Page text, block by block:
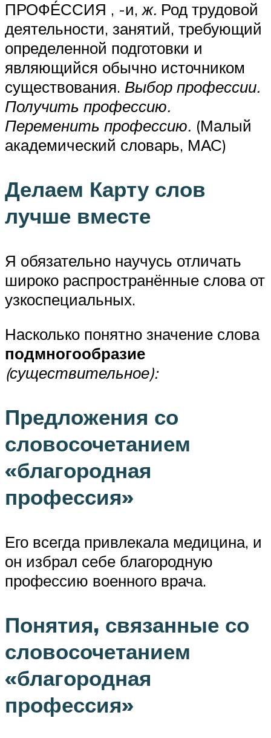
ПРОФЕ́ССИЯ , -и, ж. Род трудовой
деятельности, занятий, требующий
определенной подготовки и
являющийся обычно источником
существования. Выбор профессии.
Получить профессию.
Переменить профессию. (Малый
академический словарь, МАС)
Делаем Карту слов
лучше вместе
Я обязательно научусь отличать
широко распространённые слова от
узкоспециальных.
Насколько понятно значение слова
подмногообразие
(существительное):
Предложения со
словосочетанием
«благородная
профессия»
Его всегда привлекала медицина, и
он избрал себе благородную
профессию военного врача.
Понятия, связанные со
словосочетанием
«благородная
профессия»